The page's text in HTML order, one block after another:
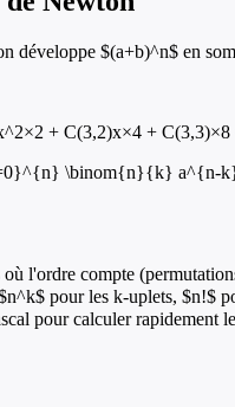
développe $(a+b)^n$ en
+ C(3,2)x×4 +
\binom{n}{k} a^{n-k}
l'ordre compte
pour les k-uplets, $n!$
pour calculer rapidement